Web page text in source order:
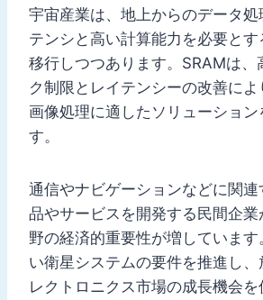
宇宙産業は、地上からのデータ処
テンシと高い計算能力を必要とす
移行しつつあります。SRAMは、
ク制限とレイテンシーの改善に
画像処理に適したソリューション
す。
通信やナビゲーションなどに関
品やサービスを開発する民間企
野の経済的重要性が増しています
い衛星システムの要件を推進し
レクトロニクス市場の成長機会